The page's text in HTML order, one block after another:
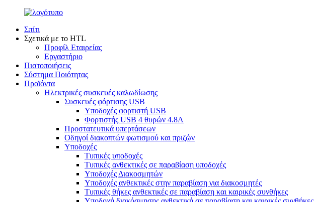
Σπίτι
Σχετικά με το HTL
Προφίλ Εταιρείας
Εργαστήριο
Πιστοποιήσεις
Σύστημα Ποιότητας
Προϊόντα
Ηλεκτρικές συσκευές καλωδίωσης
Συσκευές φόρτισης USB
Υποδοχές φορτιστή USB
Φορτιστής USB 4 θυρών 4.8A
Προστατευτικά υπερτάσεων
Οδηγοί διακοπτών φωτισμού και πριζών
Υποδοχές
Τυπικές υποδοχές
Τυπικές ανθεκτικές σε παραβίαση υποδοχές
Υποδοχές Διακοσμητών
Υποδοχές ανθεκτικές στην παραβίαση για διακοσμητές
Τυπικές θήκες ανθεκτικές σε παραβίαση και καιρικές συνθήκες